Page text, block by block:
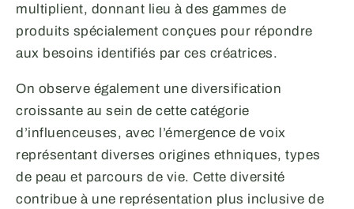
multiplient, donnant lieu à des gammes de
produits spécialement conçues pour répondre
aux besoins identifiés par ces créatrices.
On observe également une diversification
croissante au sein de cette catégorie
d’influenceuses, avec l’émergence de voix
représentant diverses origines ethniques, types
de peau et parcours de vie. Cette diversité
contribue à une représentation plus inclusive de